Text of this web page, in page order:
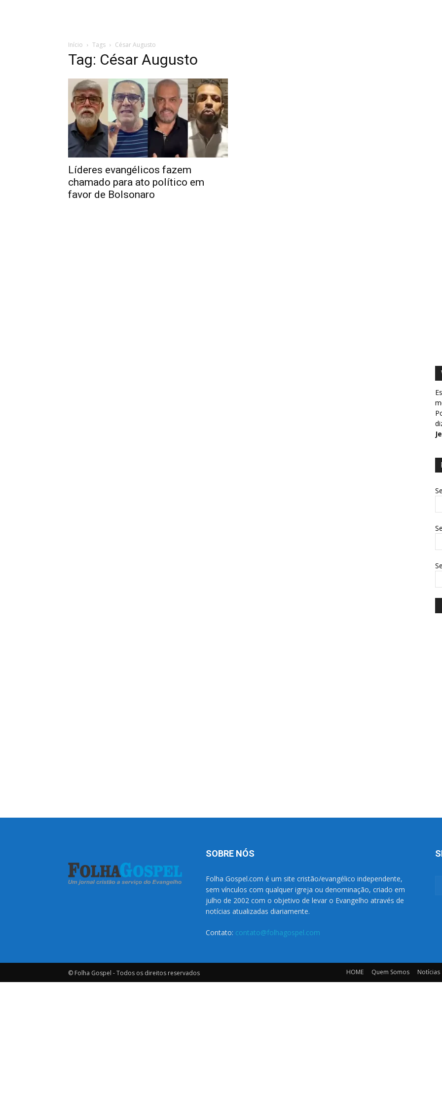
Início Tags César Augusto
Tag: César Augusto
Líderes evangélicos fazem
chamado para ato político em
favor de Bolsonaro
SOBRE NÓS
Folha Gospel.com é um site cristão/evangélico independente,
sem vínculos com qualquer igreja ou denominação, criado em
julho de 2002 com o objetivo de levar o Evangelho através de
notícias atualizadas diariamente.
Contato: contato@folhagospel.com
© Folha Gospel - Todos os direitos reservados HOME Quem Somos Notícias